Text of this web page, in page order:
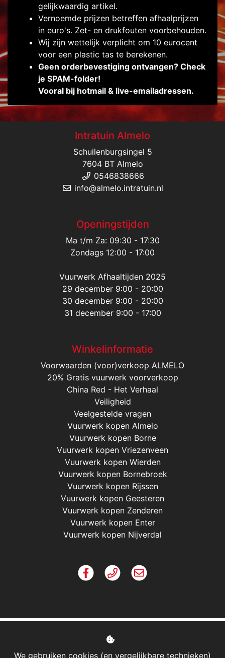
gelijkwaardig artikel.
Vernoemde prijzen betreffen afhaalprijzen
in euro's. Zet- en drukfouten voorbehouden.
Wij zijn wettelijk verplicht om 10 eurocent
voor een plastic tas te berekenen.
Geen orderbevestiging ontvangen? Check
je SPAM-folder!
Vooral bij hotmail & live-emailadressen.
We gebruiken cookies (en vergelijkbare technieken)
Intratuin Almelo
Schuilenburgsingel 5
7604 BT Almelo
0546838666
info@almelo.intratuin.nl
Openingstijden
Ma t/m Za: 09:30 - 17:30
Zondags 12:00 - 17:00
Vuurwerk Afhaaltijden 2025
29 december 9:00 - 20:00
30 december 9:00 - 20:00
31 december 9:00 - 17:00
Winkelinformatie
Voorwaarden (voor)verkoop ALMELO
20% Gratis vuurwerk voorverkoop
China Red - Het Verhaal
Veiligheid
Veelgestelde vragen
Vuurwerk kopen Almelo
Vuurwerk kopen Borne
Vuurwerk kopen Vriezenveen
Vuurwerk kopen Wierden
Vuurwerk kopen Bornebroek
Vuurwerk kopen Rijssen
Vuurwerk kopen Geesteren
Vuurwerk kopen Zenderen
Vuurwerk kopen Enter
Vuurwerk kopen Nijverdal